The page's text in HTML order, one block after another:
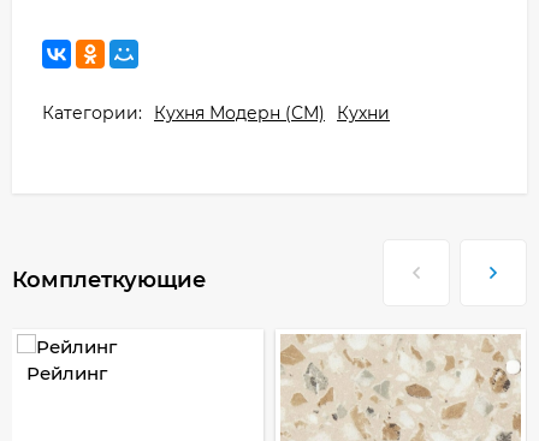
Категории: Кухня Модерн (СМ) Кухни
Комплеткующие
Рейлинг